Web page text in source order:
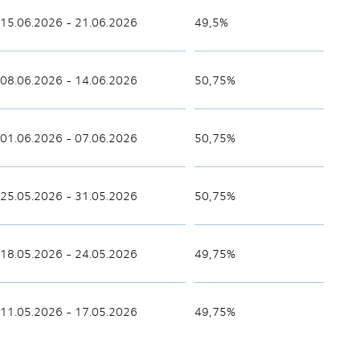
15.06.2026 - 21.06.2026 49,5%
08.06.2026 - 14.06.2026 50,75%
01.06.2026 - 07.06.2026 50,75%
25.05.2026 - 31.05.2026 50,75%
18.05.2026 - 24.05.2026 49,75%
11.05.2026 - 17.05.2026 49,75%